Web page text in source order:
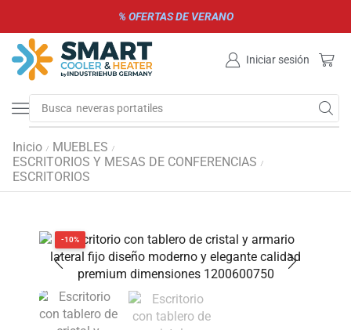
% OFERTAS DE VERANO
Iniciar sesión
Busca neveras portatiles
Inicio / MUEBLES /
ESCRITORIOS Y MESAS DE CONFERENCIAS /
ESCRITORIOS
-10%